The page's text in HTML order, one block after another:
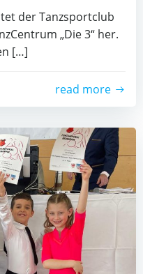
der Tanz­sport­club
„Die 3“ her.
[…]
read more